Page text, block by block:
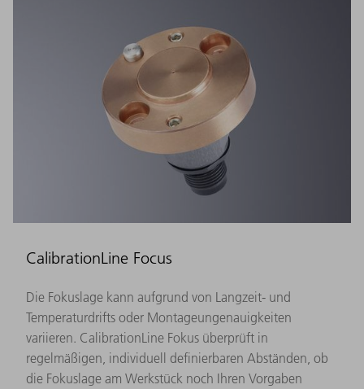
CalibrationLine Focus
Die Fokuslage kann aufgrund von Langzeit- und
Temperaturdrifts oder Montageungenauigkeiten
variieren. CalibrationLine Fokus überprüft in
regelmäßigen, individuell definierbaren Abständen, ob
die Fokuslage am Werkstück noch Ihren Vorgaben